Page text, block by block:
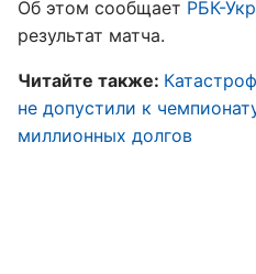
Об этом сообщает РБК-
результат матча.
Читайте также:
не допустили к
миллионных долгов